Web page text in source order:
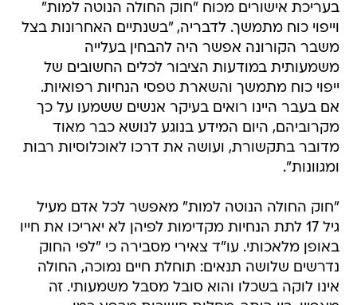
בעריכת אישורים מכוח "חוק החולה הנוטה למות"
וייפוי כוח מתמשך. לדבריה, "בשנתיים האחרונות בצל
משבר הקורונה אפשר היה להבחין בעלייה
משמעותית במודעות הציבור לכלים החשובים של
ייפוי כוח מתמשך והשארת טפסי הנחיות רפואיות.
אם בעבר היינו רואים בעיקר אנשים ששמעו על כך
מקרוביהם, היום המידע בנוגע לנושא כבר מאוד
מדובר בתקשורת, ועושה את דרכו לאוכלוסיות רבות
ומגוונות".
"חוק החולה הנוטה למות" מאפשר לכל אדם מעיל
גיל 17 לתת הנחיות מקדימות לפיהן לא יאריכו את חייו
באופן מלאכותי. עו"ד צאירי מסבירה כי "לפי החוק
נדרשים שלושה תנאים: תוחלת חיים נמוכה, החולה
אינו לוקה בשכלו והוא סובל מסבל משמעותי. זה